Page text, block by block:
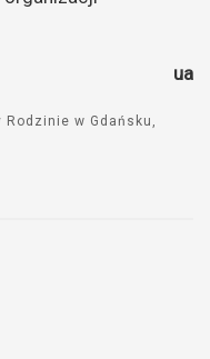
ua
Rodzinie w Gdańsku